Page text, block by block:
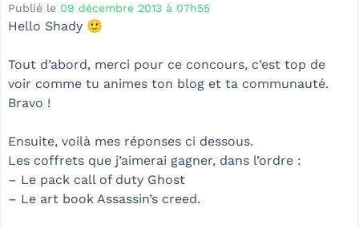
Publié le 09 décembre 2013 à 07h55
Hello Shady 🙂
Tout d’abord, merci pour ce concours, c’est top de
voir comme tu animes ton blog et ta communauté.
Bravo !
Ensuite, voilà mes réponses ci dessous.
Les coffrets que j’aimerai gagner, dans l’ordre :
– Le pack call of duty Ghost
– Le art book Assassin’s creed.